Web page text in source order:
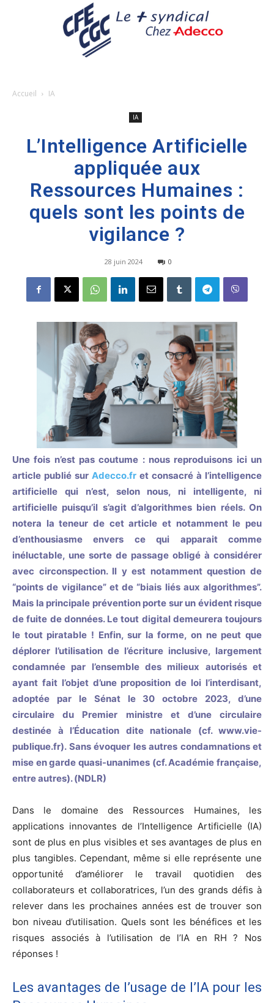
Accueil IA
IA
L’Intelligence Artificielle
appliquée aux
Ressources Humaines :
quels sont les points de
vigilance ?
28 juin 2024 0
Une fois n’est pas coutume : nous reproduisons ici un
article publié sur Adecco.fr et consacré à l’intelligence
artificielle qui n’est, selon nous, ni intelligente, ni
artificielle puisqu’il s’agit d’algorithmes bien réels. On
notera la teneur de cet article et notamment le peu
d’enthousiasme envers ce qui apparait comme
inéluctable, une sorte de passage obligé à considérer
avec circonspection. Il y est notamment question de
“points de vigilance” et de “biais liés aux algorithmes”.
Mais la principale prévention porte sur un évident risque
de fuite de données. Le tout digital demeurera toujours
le tout piratable ! Enfin, sur la forme, on ne peut que
déplorer l’utilisation de l’écriture inclusive, largement
condamnée par l’ensemble des milieux autorisés et
ayant fait l’objet d’une proposition de loi l’interdisant,
adoptée par le Sénat le 30 octobre 2023, d’une
circulaire du Premier ministre et d’une circulaire
destinée à l’Éducation dite nationale (cf. www.vie-
publique.fr). Sans évoquer les autres condamnations et
mise en garde quasi-unanimes (cf. Académie française,
entre autres). (NDLR)
Dans le domaine des Ressources Humaines, les
applications innovantes de l’Intelligence Artificielle (IA)
sont de plus en plus visibles et ses avantages de plus en
plus tangibles. Cependant, même si elle représente une
opportunité d’améliorer le travail quotidien des
collaborateurs et collaboratrices, l’un des grands défis à
relever dans les prochaines années est de trouver son
bon niveau d’utilisation. Quels sont les bénéfices et les
risques associés à l’utilisation de l’IA en RH ? Nos
réponses !
Les avantages de l’usage de l’IA pour les